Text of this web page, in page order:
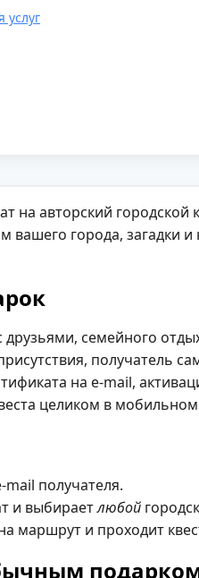
услуг
на авторский
города, загадки
друзьями, семейного
получатель
на e-mail,
целиком в мобильном
получателя.
и выбираетлюбой
маршрут и проходит